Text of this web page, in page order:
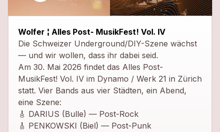
Wolfer ¦ Alles Post- MusikFest! Vol. IV
Die Schweizer Underground/DIY-Szene wächst
— und wir wollen, dass ihr dabei seid.
Am 30. Mai 2026 findet das Alles Post-
MusikFest! Vol. IV im Dynamo / Werk 21 in Zürich
statt. Vier Bands aus vier Städten, ein Abend,
eine Szene:
🎸 DARIUS (Bulle) — Post-Rock
🎸 PENKOWSKI (Biel) — Post-Punk